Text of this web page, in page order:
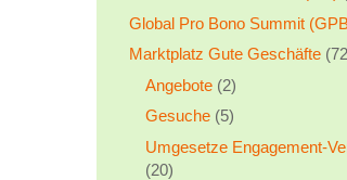
Global Pro Bono Summit
Marktplatz Gute Geschäfte
Angebote(2)
Gesuche(5)
Umgesetze Engagement-
(20)